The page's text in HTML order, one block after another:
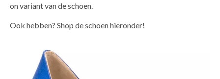
on variant van de schoen.
Ook hebben? Shop de schoen hieronder!